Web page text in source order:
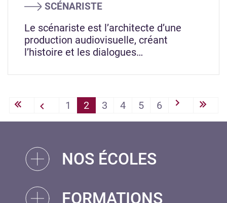
SCÉNARISTE
Le scénariste est l’architecte d’une
production audiovisuelle, créant
l’histoire et les dialogues…
PAGINATION
« First 1 2 3 4 5 6
NOS ÉCOLES
FORMATIONS